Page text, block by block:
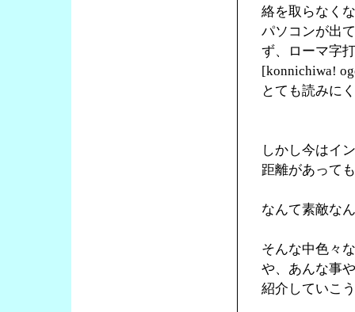
絡を取らなく
パソコンが出
ず、ローマ字
[konnichiwa!
とても読みに
しかし今はイ
距離があって
なんて素敵な
そんな中色々
や、あんな事
紹介していこ